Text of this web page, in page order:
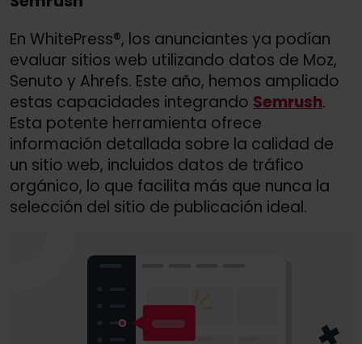
En WhitePress®, los anunciantes ya podían
evaluar sitios web utilizando datos de Moz,
Senuto y Ahrefs. Este año, hemos ampliado
estas capacidades integrando Semrush.
Esta potente herramienta ofrece
información detallada sobre la calidad de
un sitio web, incluidos datos de tráfico
orgánico, lo que facilita más que nunca la
selección del sitio de publicación ideal.